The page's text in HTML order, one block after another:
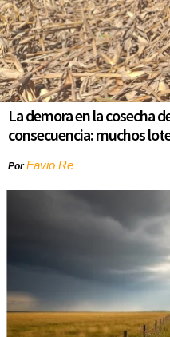
La demora en la cosecha
consecuencia: muchos
PorFavio Re